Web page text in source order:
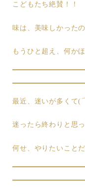
こどもたち絶賛！！
味は、美味しかったの
もうひと超え、何か
最近、迷いが多く
迷ったら終わりと思
何せ、やりたいこと